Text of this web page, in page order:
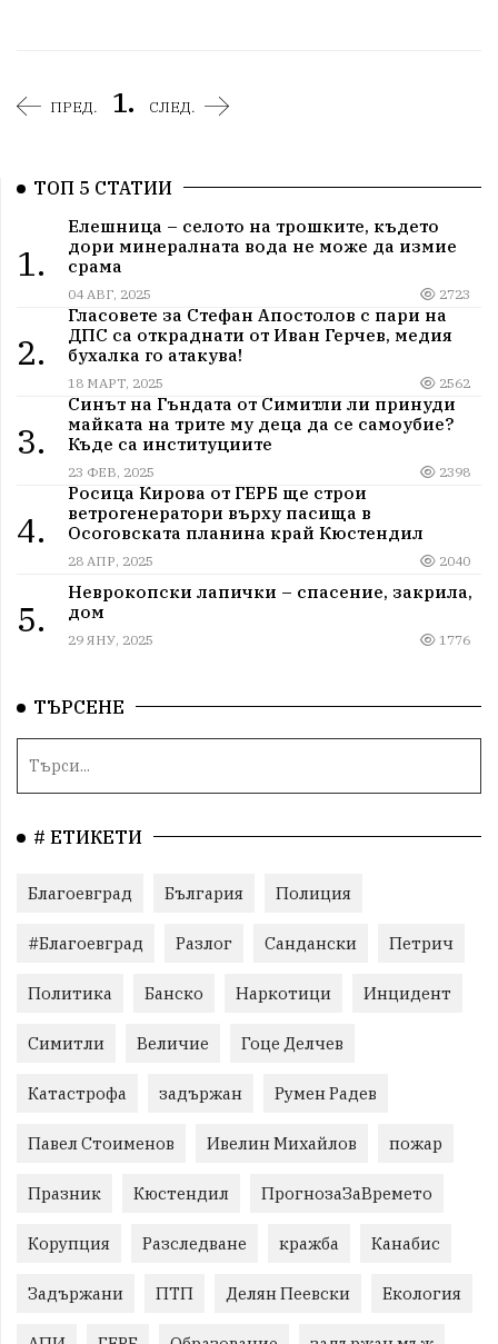
ПРЕД. 1. СЛЕД.
ТОП 5 СТАТИИ
1.
Елешница – селото на трошките, където
дори минералната вода не може да измие
срама
04 АВГ, 2025 2723
2.
Гласовете за Стефан Апостолов с пари на
ДПС са откраднати от Иван Герчев, медия
бухалка го атакува!
18 МАРТ, 2025 2562
3.
Синът на Гъндата от Симитли ли принуди
майката на трите му деца да се самоубие?
Къде са институциите
23 ФЕВ, 2025 2398
4.
Росица Кирова от ГЕРБ ще строи
ветрогенератори върху пасища в
Осоговската планина край Кюстендил
28 АПР, 2025 2040
5.
Неврокопски лапички – спасение, закрила,
дом
29 ЯНУ, 2025 1776
ТЪРСЕНЕ
# ЕТИКЕТИ
Благоевград България Полиция
#Благоевград Разлог Сандански Петрич
Политика Банско Наркотици Инцидент
Симитли Величие Гоце Делчев
Катастрофа задържан Румен Радев
Павел Стоименов Ивелин Михайлов пожар
Празник Кюстендил ПрогнозаЗаВремето
Корупция Разследване кражба Канабис
Задържани ПТП Делян Пеевски Екология